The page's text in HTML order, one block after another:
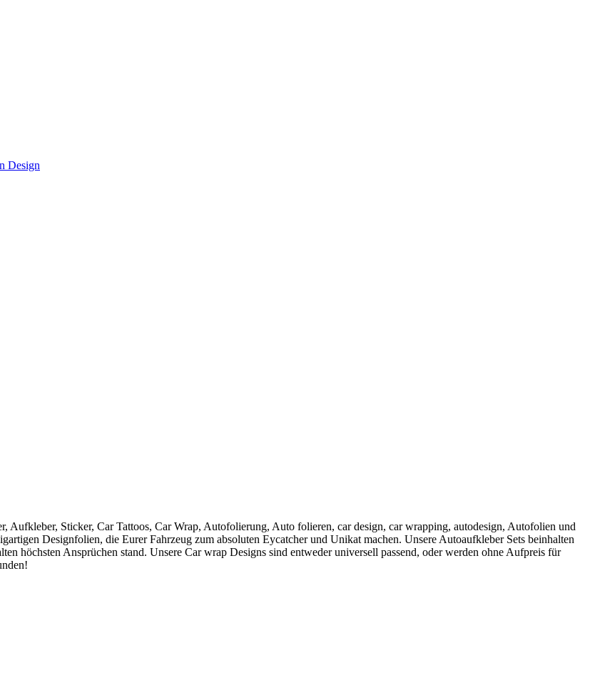
Design
Aufkleber, Sticker, Car Tattoos, Car Wrap, Autofolierung, Auto folieren, car design, car wrapping, autodesign, Autofolien und
Designfolien, die Eurer Fahrzeug zum absoluten Eycatcher und Unikat machen. Unsere Autoaufkleber Sets beinhalten
höchsten Ansprüchen stand. Unsere Car wrap Designs sind entweder universell passend, oder werden ohne Aufpreis für